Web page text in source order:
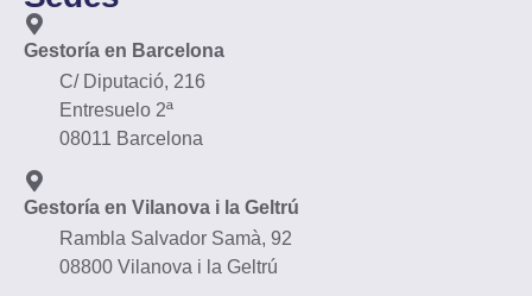
Gestoría en Barcelona
C/ Diputació, 216
Entresuelo 2ª
08011 Barcelona
Gestoría en Vilanova i la Geltrú
Rambla Salvador Samà, 92
08800 Vilanova i la Geltrú